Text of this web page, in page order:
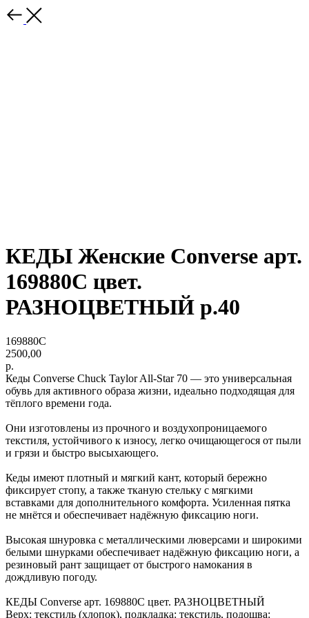
КЕДЫ Женские Converse арт.
169880C цвет.
РАЗНОЦВЕТНЫЙ р.40
169880C
2500,00
р.
Кеды Converse Chuck Taylor All-Star 70 — это универсальная
обувь для активного образа жизни, идеально подходящая для
тёплого времени года.
Они изготовлены из прочного и воздухопроницаемого
текстиля, устойчивого к износу, легко очищающегося от пыли
и грязи и быстро высыхающего.
Кеды имеют плотный и мягкий кант, который бережно
фиксирует стопу, а также тканую стельку с мягкими
вставками для дополнительного комфорта. Усиленная пятка
не мнётся и обеспечивает надёжную фиксацию ноги.
Высокая шнуровка с металлическими люверсами и широкими
белыми шнурками обеспечивает надёжную фиксацию ноги, а
резиновый рант защищает от быстрого намокания в
дождливую погоду.
КЕДЫ Converse арт. 169880C цвет. РАЗНОЦВЕТНЫЙ
Верх: текстиль (хлопок), подкладка: текстиль, подошва: